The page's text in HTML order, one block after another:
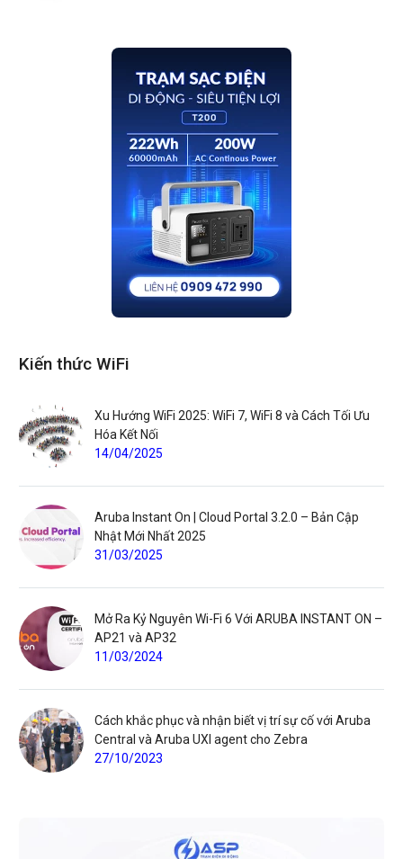
Kiến thức WiFi
Xu Hướng WiFi 2025: WiFi 7, WiFi 8 và Cách Tối Ưu
Hóa Kết Nối
14/04/2025
Aruba Instant On | Cloud Portal 3.2.0 – Bản Cập
Nhật Mới Nhất 2025
31/03/2025
Mở Ra Kỷ Nguyên Wi-Fi 6 Với ARUBA INSTANT ON –
AP21 và AP32
11/03/2024
Cách khắc phục và nhận biết vị trí sự cố với Aruba
Central và Aruba UXI agent cho Zebra
27/10/2023